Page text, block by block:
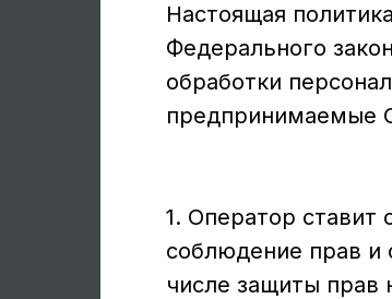
Настоящая
Федерального
обработки
предпринимаемые
1. Оператор
соблюдение прав и
числе защиты прав